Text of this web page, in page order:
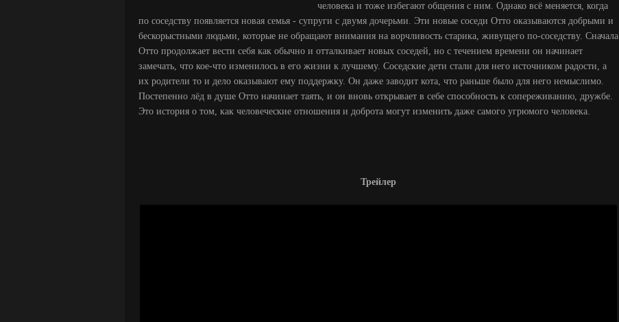
человека и тоже избегают общения с ним. Однако всё меняется, когда
по соседству появляется новая семья - супруги с двумя дочерьми. Эти новые соседи Отто оказываются добрыми и
бескорыстными людьми, которые не обращают внимания на ворчливость старика, живущего по-соседству. Сначала
Отто продолжает вести себя как обычно и отталкивает новых соседей, но с течением времени он начинает
замечать, что кое-что изменилось в его жизни к лучшему. Соседские дети стали для него источником радости, а
их родители то и дело оказывают ему поддержку. Он даже заводит кота, что раньше было для него немыслимо.
Постепенно лёд в душе Отто начинает таять, и он вновь открывает в себе способность к сопереживанию, дружбе.
Это история о том, как человеческие отношения и доброта могут изменить даже самого угрюмого человека.
Трейлер